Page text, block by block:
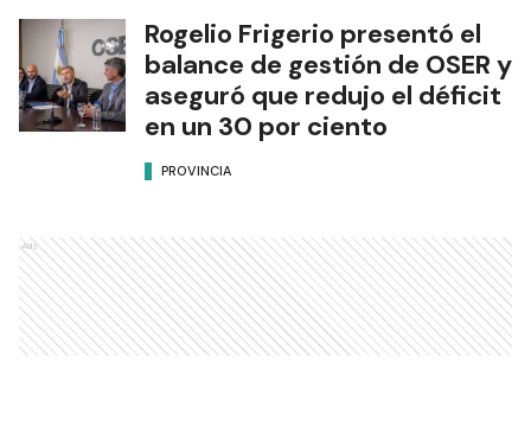
Rogelio Frigerio presentó el
balance de gestión de OSER y
aseguró que redujo el déficit
en un 30 por ciento
PROVINCIA
Ads